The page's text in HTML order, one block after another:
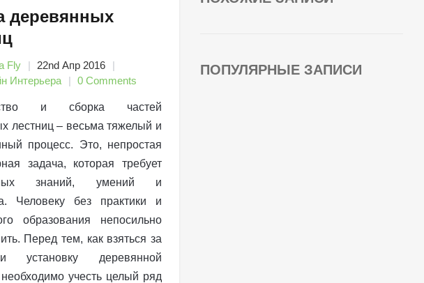
деревянных
Fly
22nd Апр 2016
Интерьера
0 Comments
и сборка частей
лестниц – весьма тяжелый и
процесс. Это, непростая
задача, которая требует
знаний, умений и
Человеку без практики и
образования непосильно
Перед тем, как взяться за
установку деревянной
учесть целый ряд
ПОПУЛЯРНЫЕ ЗАПИСИ